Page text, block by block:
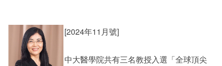
其他書院出版
Student Development
[2024年11月號]
中大醫學院共有三名教授入選「全球頂尖